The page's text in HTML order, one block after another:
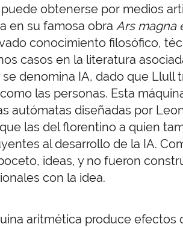
obtenerse por medios
en su famosa obra Ars magna
conocimiento filosófico,
casos en la literatura
denomina IA, dado que Llull
las personas. Esta
autómatas diseñadas por
las del florentino a quien
al desarrollo de la IA.
ideas, y no fueron
con la idea.
aritmética produce efectos